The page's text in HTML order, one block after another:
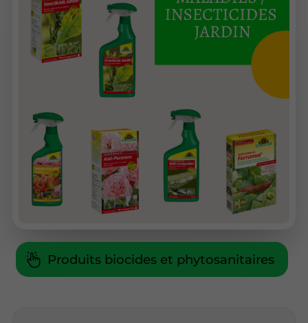
Produits biocides et phytosanitaires